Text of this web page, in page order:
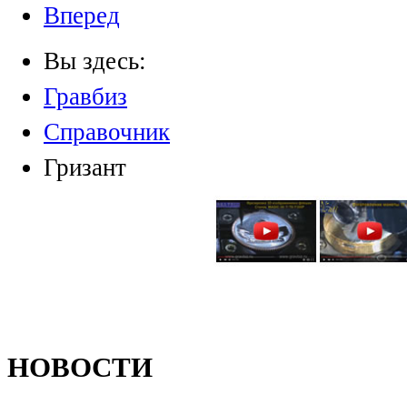
Вперед
Вы здесь:
Гравбиз
Справочник
Гризант
НОВОСТИ